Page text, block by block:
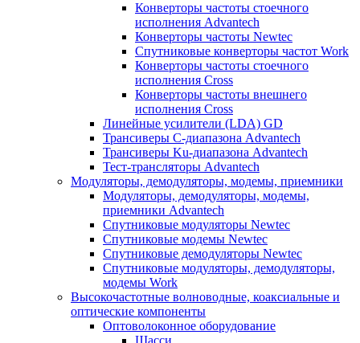
Конверторы частоты стоечного
исполнения Advantech
Конверторы частоты Newtec
Спутниковые конверторы частот Work
Конверторы частоты стоечного
исполнения Cross
Конверторы частоты внешнего
исполнения Cross
Линейные усилители (LDA) GD
Трансиверы С-диапазона Advantech
Трансиверы Ku-диапазона Advantech
Тест-трансляторы Advantech
Модуляторы, демодуляторы, модемы, приемники
Модуляторы, демодуляторы, модемы,
приемники Advantech
Спутниковые модуляторы Newtec
Спутниковые модемы Newtec
Спутниковые демодуляторы Newtec
Спутниковые модуляторы, демодуляторы,
модемы Work
Высокочастотные волноводные, коаксиальные и
оптические компоненты
Оптоволоконное оборудование
Шасси